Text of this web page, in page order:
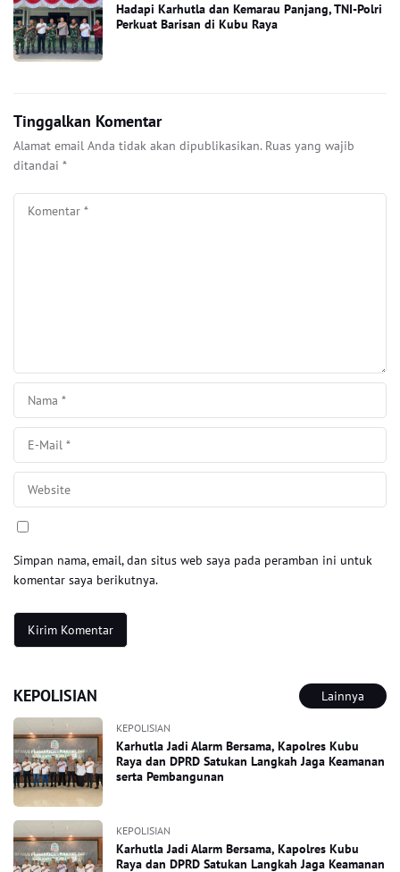
Hadapi Karhutla dan Kemarau Panjang, TNI-Polri
Perkuat Barisan di Kubu Raya
Tinggalkan Komentar
Alamat email Anda tidak akan dipublikasikan. Ruas yang wajib
ditandai *
Simpan nama, email, dan situs web saya pada peramban ini untuk
komentar saya berikutnya.
KEPOLISIAN Lainnya
KEPOLISIAN
Karhutla Jadi Alarm Bersama, Kapolres Kubu
Raya dan DPRD Satukan Langkah Jaga Keamanan
serta Pembangunan
KEPOLISIAN
Karhutla Jadi Alarm Bersama, Kapolres Kubu
Raya dan DPRD Satukan Langkah Jaga Keamanan